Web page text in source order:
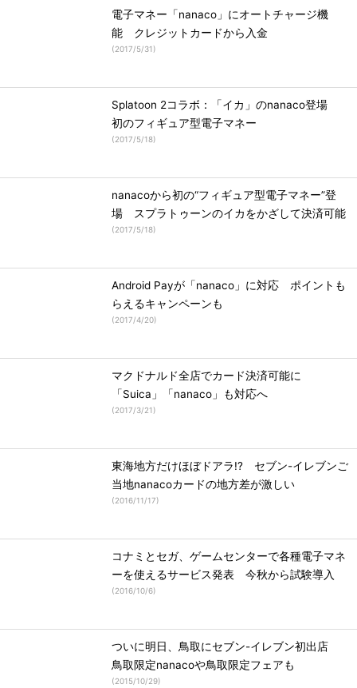
電子マネー「nanaco」にオートチャージ機
能 クレジットカードから入金
(2017/5/31)
Splatoon 2コラボ：「イカ」のnanaco登場
初のフィギュア型電子マネー
(2017/5/18)
nanacoから初の“フィギュア型電子マネー”登
場 スプラトゥーンのイカをかざして決済可能
(2017/5/18)
Android Payが「nanaco」に対応 ポイントも
らえるキャンペーンも
(2017/4/20)
マクドナルド全店でカード決済可能に
「Suica」「nanaco」も対応へ
(2017/3/21)
東海地方だけほぼドアラ!? セブン-イレブンご
当地nanacoカードの地方差が激しい
(2016/11/17)
コナミとセガ、ゲームセンターで各種電子マネ
ーを使えるサービス発表 今秋から試験導入
(2016/10/6)
ついに明日、鳥取にセブン-イレブン初出店
鳥取限定nanacoや鳥取限定フェアも
(2015/10/29)